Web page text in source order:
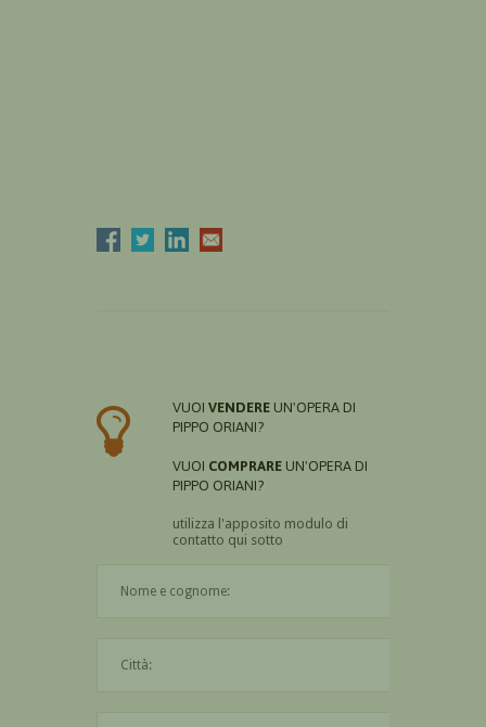
VUOI VENDERE UN'OPERA DI
PIPPO ORIANI?
VUOI COMPRARE UN'OPERA DI
PIPPO ORIANI?
utilizza l'apposito modulo di
contatto qui sotto